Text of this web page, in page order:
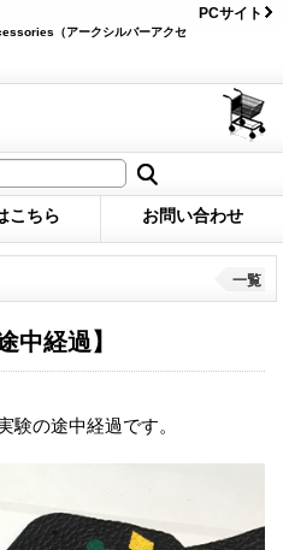
（アークシルバーアクセ
PCサイト
こちら お問い合わせ
一覧
中経過】
験の途中経過です。